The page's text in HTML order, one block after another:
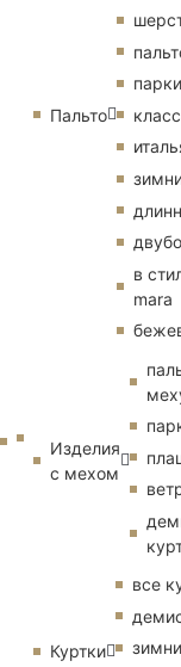
Пальто
парки
в
mara
Изделия
с мехом
Куртки
все